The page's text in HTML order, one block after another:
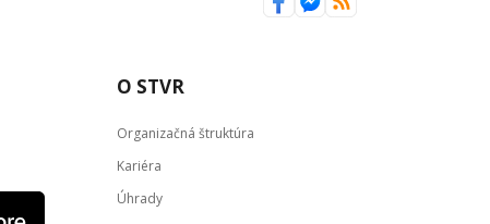
O STVR
Organizačná štruktúra
Kariéra
Úhrady